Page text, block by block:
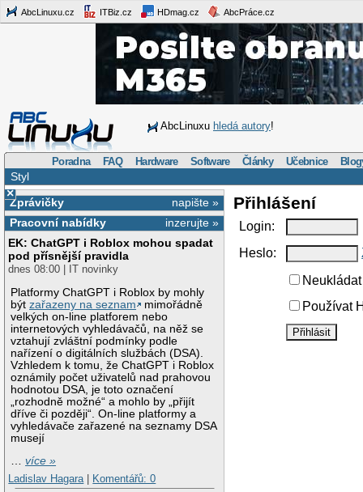
AbcLinuxu.cz ITBiz.cz HDmag.cz AbcPráce.cz
AbcLinuxu hledá autory!
Poradna FAQ Hardware Software Články Učebnice
Styl
×
napište »
Zprávičky
inzerujte »
Pracovní nabídky
EK: ChatGPT i Roblox mohou spadat
pod přísnější pravidla
dnes 08:00 | IT novinky
Platformy ChatGPT i Roblox by mohly
býtzařazeny na seznam
mimořádně
velkých on-line platforem nebo
internetových vyhledávačů, na něž se
vztahují zvláštní podmínky podle
nařízení o digitálních službách (DSA).
Vzhledem k tomu, že ChatGPT i Roblox
oznámily počet uživatelů nad prahovou
hodnotou DSA, je toto označení
„rozhodně možné“ a mohlo by „přijít
dříve či později“. On-line platformy a
vyhledávače zařazené na seznamy DSA
musejí
…více »
Ladislav Hagara
Komentářů: 0
Přihlášení
Login:
Heslo:
Používat